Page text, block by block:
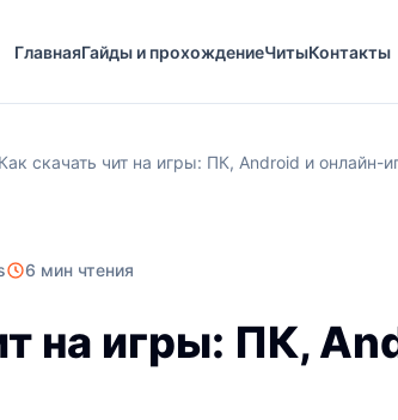
ГлавнаяГайды и прохождениеЧитыКонтакты
Как скачать чит на игры: ПК, Android и онлайн-
6 мин чтения
на игры: ПК,